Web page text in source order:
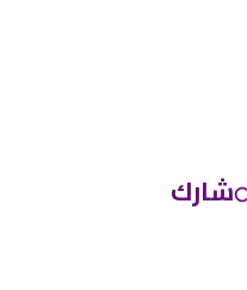
شارك